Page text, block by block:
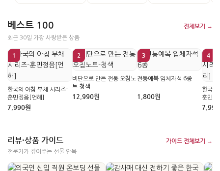
베스트 100
최근 30일 가장 사랑받은 상품
전체보기 →
1
한국의 아침 부채 시리즈-
훈민정음[언해]
7,990원
2
비단으로 만든 전통 오침노
트-청색
12,990원
3
전통예복 입체자석 6종
1,800원
4
한국의
훈민정
7,990
리뷰·상품 가이드
전문가가 짚어주는 선물 안목
가이드 전체보기 →